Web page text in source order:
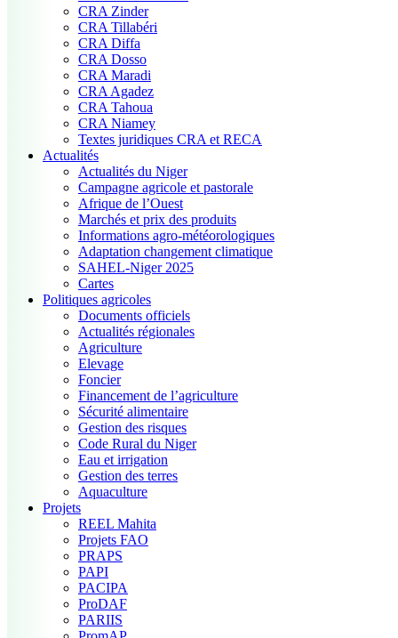
CRA Zinder
CRA Tillabéri
CRA Diffa
CRA Dosso
CRA Maradi
CRA Agadez
CRA Tahoua
CRA Niamey
Textes juridiques CRA et RECA
Actualités
Actualités du Niger
Campagne agricole et pastorale
Afrique de l’Ouest
Marchés et prix des produits
Informations agro-météorologiques
Adaptation changement climatique
SAHEL-Niger 2025
Cartes
Politiques agricoles
Documents officiels
Actualités régionales
Agriculture
Elevage
Foncier
Financement de l’agriculture
Sécurité alimentaire
Gestion des risques
Code Rural du Niger
Eau et irrigation
Gestion des terres
Aquaculture
Projets
REEL Mahita
Projets FAO
PRAPS
PAPI
PACIPA
ProDAF
PARIIS